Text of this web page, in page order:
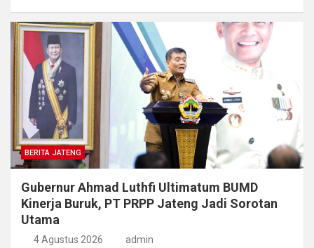
BERITA JATENG
Gubernur Ahmad Luthfi Ultimatum BUMD
Kinerja Buruk, PT PRPP Jateng Jadi Sorotan
Utama
4 Agustus 2026 admin